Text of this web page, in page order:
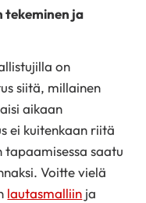
tekeminen ja
on
siitä, millainen
aikaan
ei kuitenkaan riitä
saatu
Voitte vielä
lautasmalliin ja